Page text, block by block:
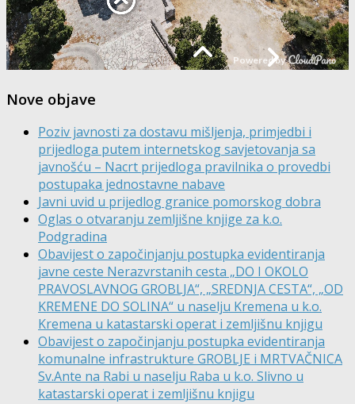
Nove objave
Poziv javnosti za dostavu mišljenja, primjedbi i
prijedloga putem internetskog savjetovanja sa
javnošću – Nacrt prijedloga pravilnika o provedbi
postupaka jednostavne nabave
Javni uvid u prijedlog granice pomorskog dobra
Oglas o otvaranju zemljišne knjige za k.o.
Podgradina
Obavijest o započinjanju postupka evidentiranja
javne ceste Nerazvrstanih cesta „DO I OKOLO
PRAVOSLAVNOG GROBLJA“, „SREDNJA CESTA“, „OD
KREMENE DO SOLINA“ u naselju Kremena u k.o.
Kremena u katastarski operat i zemljišnu knjigu
Obavijest o započinjanju postupka evidentiranja
komunalne infrastrukture GROBLJE i MRTVAČNICA
Sv.Ante na Rabi u naselju Raba u k.o. Slivno u
katastarski operat i zemljišnu knjigu